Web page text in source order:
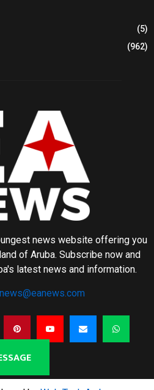
(5)
(962)
news website offering you
of Aruba. Subscribe now and
latest news and information.
news@eanews.com